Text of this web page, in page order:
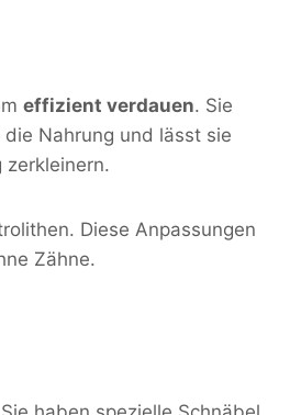
effizient verdauen. Sie
Nahrung und lässt sie
zerkleinern.
Diese Anpassungen
Zähne.